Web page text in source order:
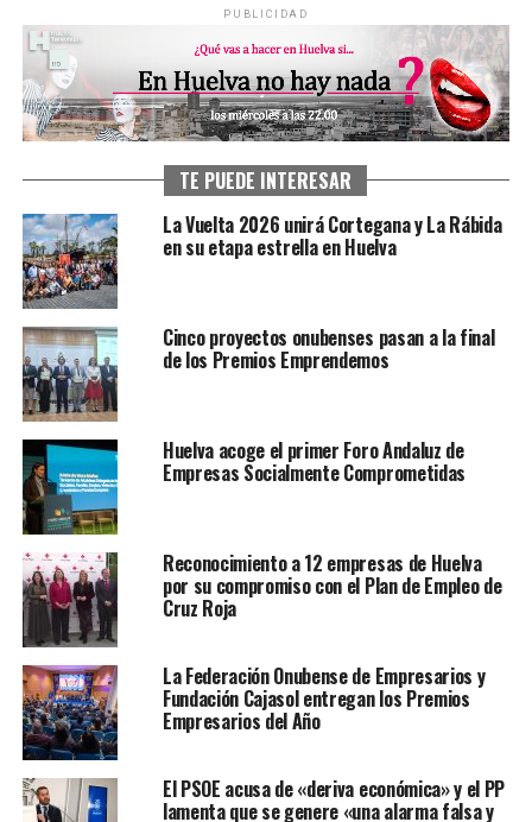
PUBLICIDAD
TE PUEDE INTERESAR
La Vuelta 2026 unirá Cortegana y La Rábida
en su etapa estrella en Huelva
Cinco proyectos onubenses pasan a la final
de los Premios Emprendemos
Huelva acoge el primer Foro Andaluz de
Empresas Socialmente Comprometidas
Reconocimiento a 12 empresas de Huelva
por su compromiso con el Plan de Empleo de
Cruz Roja
La Federación Onubense de Empresarios y
Fundación Cajasol entregan los Premios
Empresarios del Año
El PSOE acusa de «deriva económica» y el PP
lamenta que se genere «una alarma falsa y